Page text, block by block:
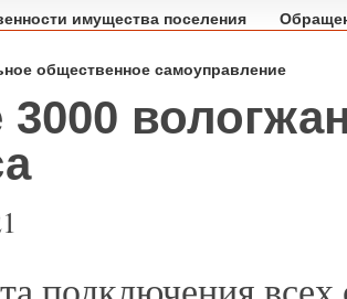
имущества поселения
общественное самоуправление
3000